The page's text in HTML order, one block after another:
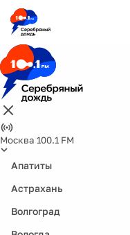
Москва 100.1 FM
Апатиты
Астрахань
Волгоград